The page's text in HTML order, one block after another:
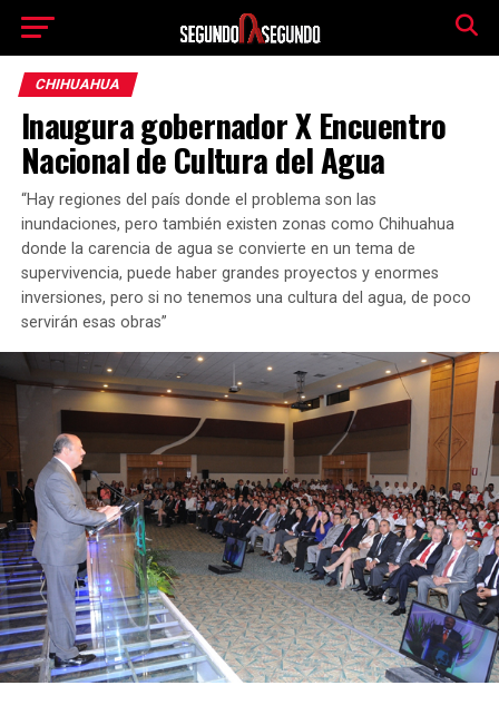
CHIHUAHUA
Inaugura gobernador X Encuentro
Nacional de Cultura del Agua
“Hay regiones del país donde el problema son las
inundaciones, pero también existen zonas como Chihuahua
donde la carencia de agua se convierte en un tema de
supervivencia, puede haber grandes proyectos y enormes
inversiones, pero si no tenemos una cultura del agua, de poco
servirán esas obras”